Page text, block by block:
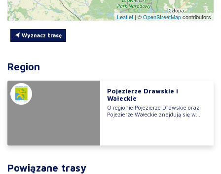
Leaflet | ©OpenStreetMapcontributors
Wyznacz trasę
Region
Pojezierze Drawskie i
Wałeckie
O regionie Pojezierze Drawskie oraz
Pojezierze Wałeckie znajdują się w...
Powiązane trasy